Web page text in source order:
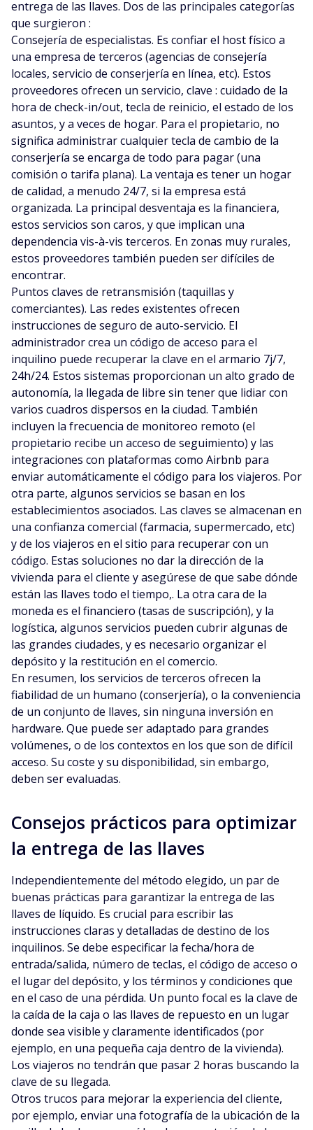
entrega de las llaves. Dos de las principales categorías
que surgieron :
Consejería de especialistas. Es confiar el host físico a
una empresa de terceros (agencias de consejería
locales, servicio de conserjería en línea, etc). Estos
proveedores ofrecen un servicio, clave : cuidado de la
hora de check-in/out, tecla de reinicio, el estado de los
asuntos, y a veces de hogar. Para el propietario, no
significa administrar cualquier tecla de cambio de la
conserjería se encarga de todo para pagar (una
comisión o tarifa plana). La ventaja es tener un hogar
de calidad, a menudo 24/7, si la empresa está
organizada. La principal desventaja es la financiera,
estos servicios son caros, y que implican una
dependencia vis-à-vis terceros. En zonas muy rurales,
estos proveedores también pueden ser difíciles de
encontrar.
Puntos claves de retransmisión (taquillas y
comerciantes). Las redes existentes ofrecen
instrucciones de seguro de auto-servicio. El
administrador crea un código de acceso para el
inquilino puede recuperar la clave en el armario 7j/7,
24h/24. Estos sistemas proporcionan un alto grado de
autonomía, la llegada de libre sin tener que lidiar con
varios cuadros dispersos en la ciudad. También
incluyen la frecuencia de monitoreo remoto (el
propietario recibe un acceso de seguimiento) y las
integraciones con plataformas como Airbnb para
enviar automáticamente el código para los viajeros. Por
otra parte, algunos servicios se basan en los
establecimientos asociados. Las claves se almacenan en
una confianza comercial (farmacia, supermercado, etc)
y de los viajeros en el sitio para recuperar con un
código. Estas soluciones no dar la dirección de la
vivienda para el cliente y asegúrese de que sabe dónde
están las llaves todo el tiempo,. La otra cara de la
moneda es el financiero (tasas de suscripción), y la
logística, algunos servicios pueden cubrir algunas de
las grandes ciudades, y es necesario organizar el
depósito y la restitución en el comercio.
En resumen, los servicios de terceros ofrecen la
fiabilidad de un humano (conserjería), o la conveniencia
de un conjunto de llaves, sin ninguna inversión en
hardware. Que puede ser adaptado para grandes
volúmenes, o de los contextos en los que son de difícil
acceso. Su coste y su disponibilidad, sin embargo,
deben ser evaluadas.
Consejos prácticos para optimizar
la entrega de las llaves
Independientemente del método elegido, un par de
buenas prácticas para garantizar la entrega de las
llaves de líquido. Es crucial para escribir las
instrucciones claras y detalladas de destino de los
inquilinos. Se debe especificar la fecha/hora de
entrada/salida, número de teclas, el código de acceso o
el lugar del depósito, y los términos y condiciones que
en el caso de una pérdida. Un punto focal es la clave de
la caída de la caja o las llaves de repuesto en un lugar
donde sea visible y claramente identificados (por
ejemplo, en una pequeña caja dentro de la vivienda).
Los viajeros no tendrán que pasar 2 horas buscando la
clave de su llegada.
Otros trucos para mejorar la experiencia del cliente,
por ejemplo, enviar una fotografía de la ubicación de la